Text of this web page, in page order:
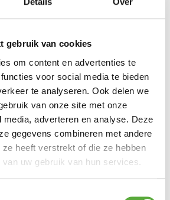
gebruik van cookies
om content en advertenties te
voor social media te bieden
te analyseren. Ook delen we
van onze site met onze
adverteren en analyse. Deze
gegevens combineren met andere
ze heeft verstrekt of die ze hebben
uw gebruik van hun services.